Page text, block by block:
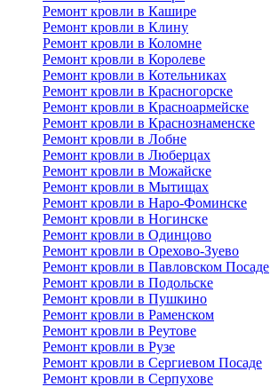
Ремонт кровли в Кашире
Ремонт кровли в Клину
Ремонт кровли в Коломне
Ремонт кровли в Королеве
Ремонт кровли в Котельниках
Ремонт кровли в Красногорске
Ремонт кровли в Красноармейске
Ремонт кровли в Краснознаменске
Ремонт кровли в Лобне
Ремонт кровли в Люберцах
Ремонт кровли в Можайске
Ремонт кровли в Мытищах
Ремонт кровли в Наро-Фоминске
Ремонт кровли в Ногинске
Ремонт кровли в Одинцово
Ремонт кровли в Орехово-Зуево
Ремонт кровли в Павловском Посаде
Ремонт кровли в Подольске
Ремонт кровли в Пушкино
Ремонт кровли в Раменском
Ремонт кровли в Реутове
Ремонт кровли в Рузе
Ремонт кровли в Сергиевом Посаде
Ремонт кровли в Серпухове